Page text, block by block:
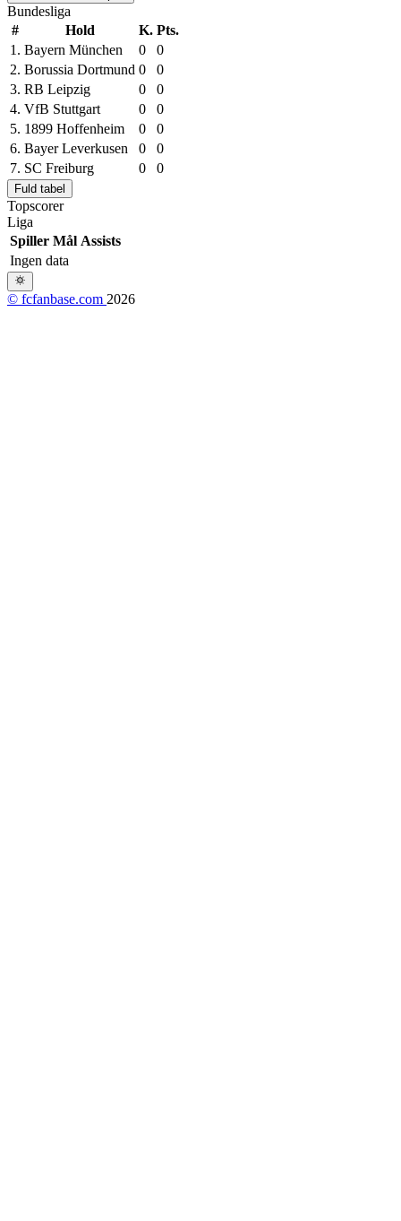
Bundesliga
#
Hold K. Pts.
1. Bayern München 0
0
2. Borussia Dortmund 0
0
3. RB Leipzig 0
0
4. VfB Stuttgart 0
0
5. 1899 Hoffenheim 0
0
6. Bayer Leverkusen 0
0
7. SC Freiburg 0 0
Fuld tabel
Topscorer
Liga
Spiller Mål Assists
Ingen data
© fcfanbase.com 2026